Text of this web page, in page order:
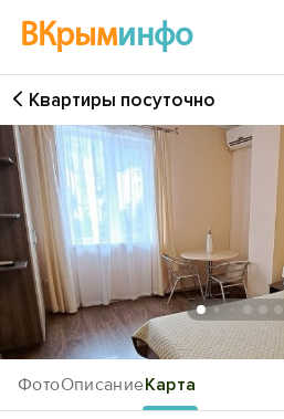
ВКрыминфо
Войти
Избранное
История просмотра
Добавить свой объект
ФотоОписаниеКарта
Квартиры посуточно